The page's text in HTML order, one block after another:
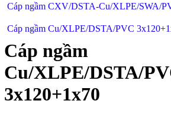
Cáp ngầm CXV/DSTA-Cu/XLPE/SWA/
Cáp ngầm Cu/XLPE/DSTA/PVC
Cáp ngầm
Cu/XLPE/DSTA/
3x120+1x70